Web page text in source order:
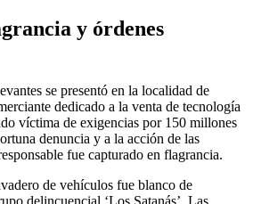
y órdenes
se presentó en la localidad de
dedicado a la venta de tecnología
víctima de exigencias por 150 millones
denuncia y a la acción de las
fue capturado en flagrancia.
de vehículos fue blanco de